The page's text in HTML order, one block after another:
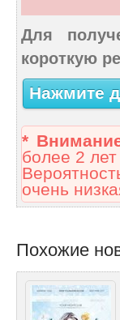
Для
короткую
Нажмите
*
более 2
очень
Похожие